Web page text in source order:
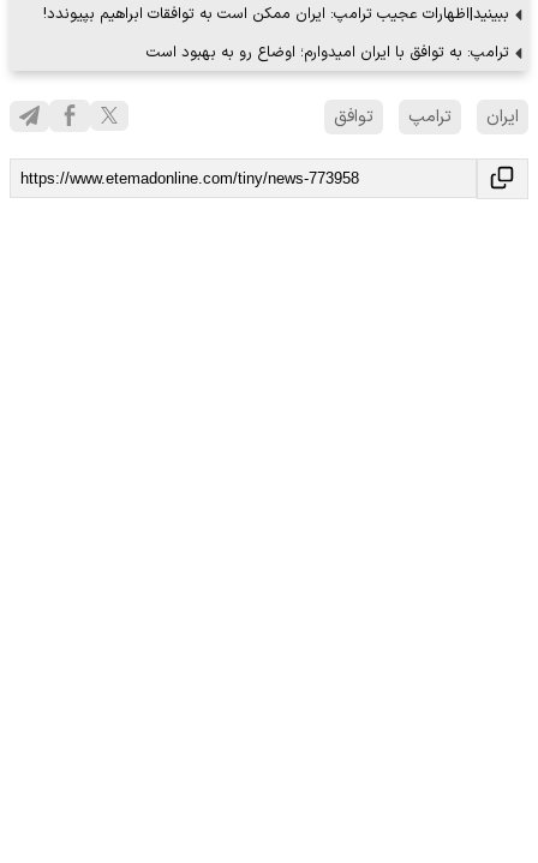
ببینید|اظهارات عجیب ترامپ: ایران ممکن است به توافقات ابراهیم بپیوندد!
ترامپ: به توافق با ایران امیدوارم؛ اوضاع رو به بهبود است
ایران ترامپ توافق